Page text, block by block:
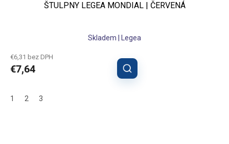
ŠTULPNY LEGEA MONDIAL | ČERVENÁ
Skladem | Legea
€6,31 bez DPH
€7,64
1 2 3